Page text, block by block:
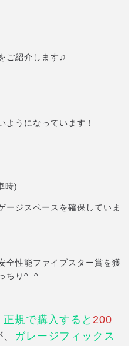
ご紹介します♫
うになっています！
時)
ジスペースを確保していま
全性能ファイブスター賞を獲
ちり^_^
正規で購入すると 200
ガレージフィックス